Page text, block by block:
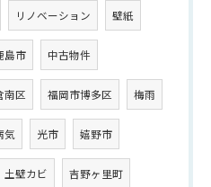
リノベーション 壁紙
島市 中古物件
南区 福岡市博多区 梅雨
気 光市 嬉野市
土壁カビ 吉野ヶ里町